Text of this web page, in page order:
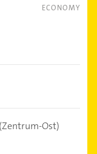
ECONOMY
(Zentrum-Ost)